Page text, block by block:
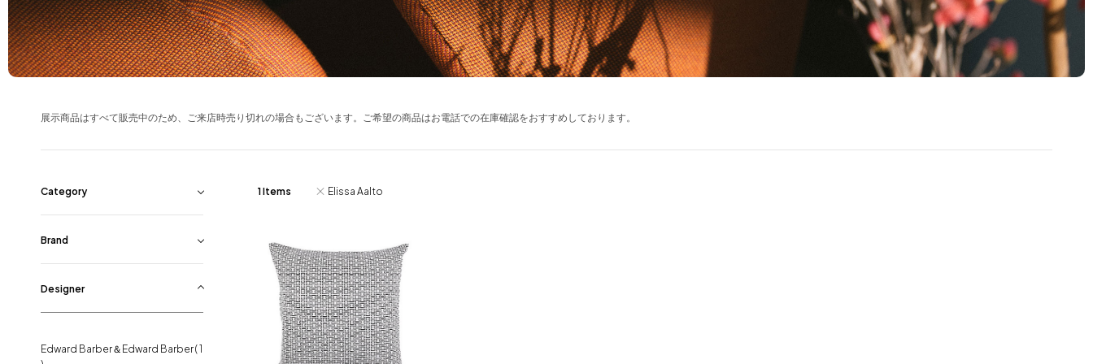
Blog
About us
Recruit
Contact
展示商品はすべて販売中のため、ご来店時売り切れの場合もございます。ご希望の商品はお電話での在庫確認をおすすめしております。
Category
ポーターズペイント
ダイニングチェア( 105 )
ソファ ( 14 )
Brand
宮崎椅子製作所
Designer
Edward Barber＆Edward Barber( 1
1 Items Elissa Aalto